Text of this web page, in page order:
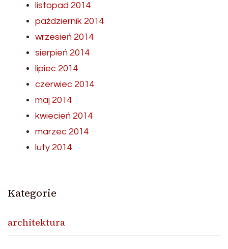
listopad 2014
październik 2014
wrzesień 2014
sierpień 2014
lipiec 2014
czerwiec 2014
maj 2014
kwiecień 2014
marzec 2014
luty 2014
Kategorie
architektura